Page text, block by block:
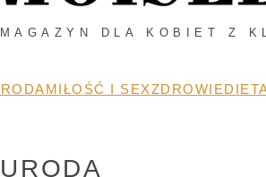
DLA KOBIET Z
MIŁOŚĆ I SEXZDROWIE